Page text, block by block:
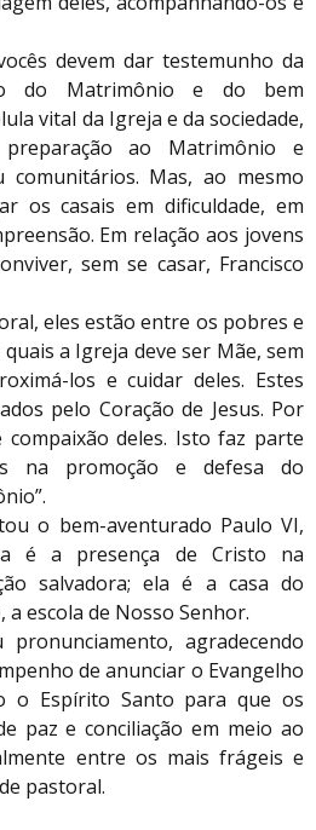
devem dar testemunho da
do Matrimônio e do bem
vital da Igreja e da sociedade,
ao Matrimônio e
comunitários. Mas, ao mesmo
os casais em dificuldade, em
Em relação aos jovens
sem se casar, Francisco
eles estão entre os pobres e
a Igreja deve ser Mãe, sem
los e cuidar deles. Estes
pelo Coração de Jesus. Por
deles. Isto faz parte
na promoção e defesa do
o bem-aventurado Paulo VI,
é a presença de Cristo na
salvadora; ela é a casa do
a escola de Nosso Senhor.
pronunciamento, agradecendo
de anunciar o Evangelho
o Espírito Santo para que os
paz e conciliação em meio ao
entre os mais frágeis e
pastoral.